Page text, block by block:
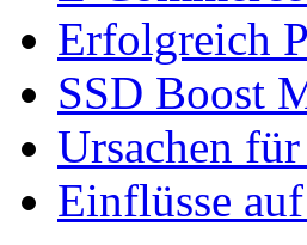
Erfolgreich
SSD Boost
Ursachen
Einflüsse